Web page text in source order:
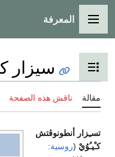
القائمة الرئيسية
المعرفة
تبديل عرض جدول
سيزار
مقالة ناقش هذه الصفحة
تسـِزار أنطونوڤتش
كـْيـُوُيْ (روسية: